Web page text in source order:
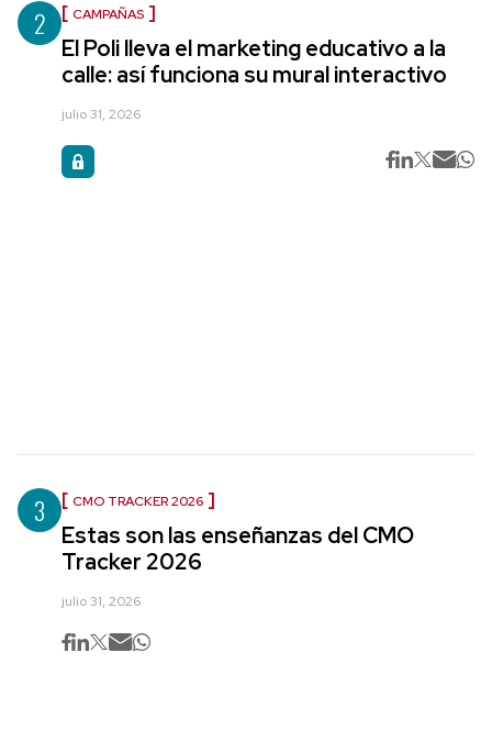
2 CAMPAÑAS
El Poli lleva el marketing educativo a la
calle: así funciona su mural interactivo
julio 31, 2026
3 CMO TRACKER 2026
Estas son las enseñanzas del CMO
Tracker 2026
julio 31, 2026